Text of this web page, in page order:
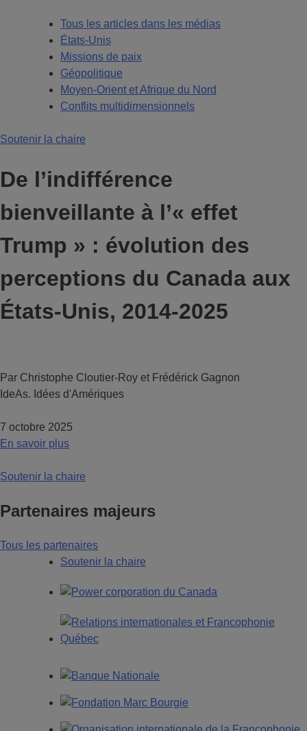
Tous les articles dans les médias
États-Unis
Missions de paix
Géopolitique
Moyen-Orient et Afrique du Nord
Conflits multidimensionnels
Soutenir la chaire
De l’indifférence
bienveillante à l’« effet
Trump » : évolution des
perceptions du Canada aux
États-Unis, 2014-2025
Par Christophe Cloutier-Roy et Frédérick Gagnon
IdeAs. Idées d'Amériques
7 octobre 2025
En savoir plus
Soutenir la chaire
Partenaires majeurs
Tous les partenaires
Soutenir la chaire